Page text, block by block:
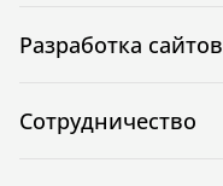
Разработка сайтов
Сотрудничество